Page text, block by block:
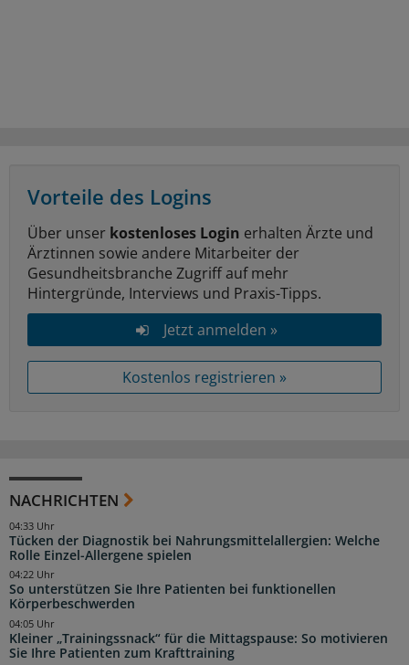
Vorteile des Logins
Über unser kostenloses Login erhalten Ärzte und
Ärztinnen sowie andere Mitarbeiter der
Gesundheitsbranche Zugriff auf mehr
Hintergründe, Interviews und Praxis-Tipps.
Jetzt anmelden »
Kostenlos registrieren »
NACHRICHTEN
Tücken der Diagnostik bei Nahrungsmittelallergien: Welche
Rolle Einzel-Allergene spielen
04:33 Uhr
So unterstützen Sie Ihre Patienten bei funktionellen
Körperbeschwerden
04:22 Uhr
Kleiner „Trainingssnack“ für die Mittagspause: So motivieren
Sie Ihre Patienten zum Krafttraining
04:05 Uhr